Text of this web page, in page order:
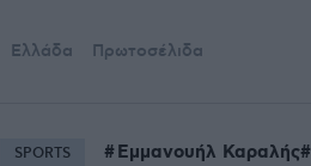
Ελλάδα Πρωτοσέλιδα
SPORTS Εμμανουήλ Καραλής